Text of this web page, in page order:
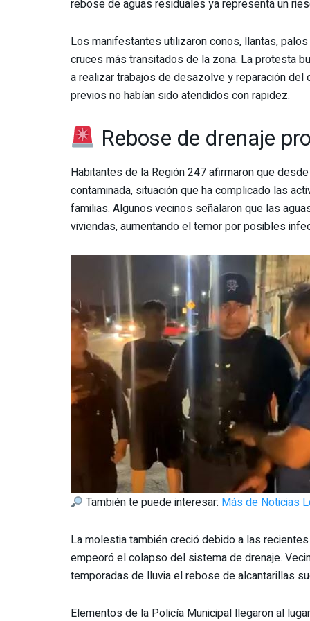
rebose de aguas residuales ya representa un
Los manifestantes utilizaron conos, llantas,
cruces más transitados de la zona. La protesta
a realizar trabajos de desazolve y reparación
previos no habían sido atendidos con rapidez.
Rebose de drenaje
Habitantes de la Región 247 afirmaron que
contaminada, situación que ha complicado las
familias. Algunos vecinos señalaron que las
viviendas, aumentando el temor por posibles
También te puede interesar: Más de Noticias
La molestia también creció debido a las
empeoró el colapso del sistema de drenaje.
temporadas de lluvia el rebose de alcantarillas
Elementos de la Policía Municipal llegaron al